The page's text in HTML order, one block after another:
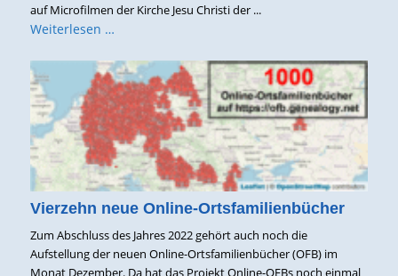
auf Microfilmen der Kirche Jesu Christi der ...
Weiterlesen …
Vierzehn neue Online-Ortsfamilienbücher
Zum Abschluss des Jahres 2022 gehört auch noch die
Aufstellung der neuen Online-Ortsfamilienbücher (OFB) im
Monat Dezember. Da hat das Projekt Online-OFBs noch einmal